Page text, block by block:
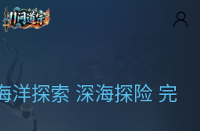
洋探索 深海探险 完